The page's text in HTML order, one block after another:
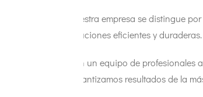
Nuestra empresa se distingue
soluciones eficientes y
Con un equipo de
garantizamos resultados de la